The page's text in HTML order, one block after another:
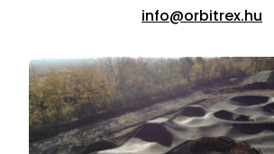
info@orbitrex.hu